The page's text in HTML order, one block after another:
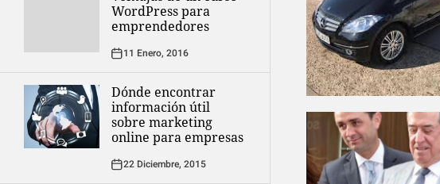
WordPress para
emprendedores
11 Enero, 2016
Dónde encontrar
información útil
sobre marketing
online para empresas
22 Diciembre, 2015